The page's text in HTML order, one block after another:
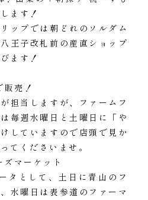
ます！
ップでは朝どれのソルダム
王子改札前の産直ショップ
ます！
売！
担当しますが、ファームフ
毎週水曜日と土曜日に「や
していますので店頭で見か
てくださいませ。
タとして、土日に青山のフ
水曜日は表参道のファーマ